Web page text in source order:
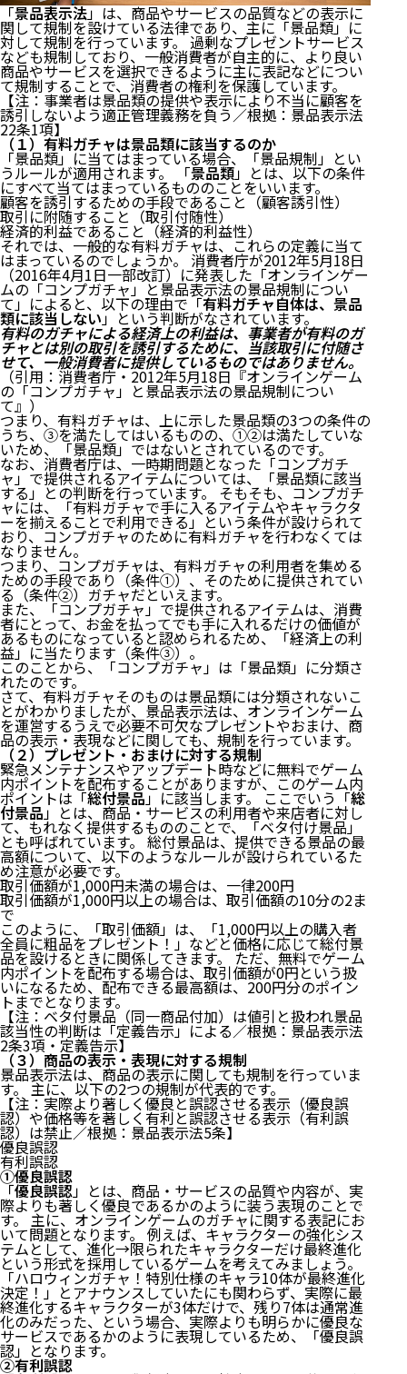
「景品表示法」は、商品やサービスの品質などの表示に
関して規制を設けている法律であり、主に「景品類」に
対して規制を行っています。 過剰なプレゼントサービス
なども規制しており、一般消費者が自主的に、より良い
商品やサービスを選択できるように主に表記などについ
て規制することで、消費者の権利を保護しています。
【注：事業者は景品類の提供や表示により不当に顧客を
誘引しないよう適正管理義務を負う／根拠： 景品表示法
22条1項】
（１）有料ガチャは景品類に該当するのか
「景品類」に当てはまっている場合、「景品規制」とい
うルールが適用されます。 「景品類」とは、以下の条件
にすべて当てはまっているもののことをいいます。
顧客を誘引するための手段であること（顧客誘引性）
取引に附随すること（取引付随性）
経済的利益であること（経済的利益性）
それでは、一般的な有料ガチャは、これらの定義に当て
はまっているのでしょうか。 消費者庁が2012年5月18日
（2016年4月1日一部改訂）に発表した「オンラインゲー
ムの「コンプガチャ」と景品表示法の景品規制につい
て」によると、以下の理由で「有料ガチャ自体は、景品
類に該当しない」という判断がなされています。
有料のガチャによる経済上の利益は、事業者が有料のガ
チャとは別の取引を誘引するために、当該取引に付随さ
せて、一般消費者に提供しているものではありません。
（引用：消費者庁・2012年5月18日『オンラインゲーム
の「コンプガチャ」と景品表示法の景品規制につい
て』）
つまり、有料ガチャは、上に示した景品類の3つの条件の
うち、③を満たしてはいるものの、①②は満たしていな
いため、「景品類」ではないとされているのです。
なお、消費者庁は、一時期問題となった「コンプガチ
ャ」で提供されるアイテムについては、「景品類に該当
する」との判断を行っています。 そもそも、コンプガチ
ャには、「有料ガチャで手に入るアイテムやキャラクタ
ーを揃えることで利用できる」という条件が設けられて
おり、コンプガチャのために有料ガチャを行わなくては
なりません。
つまり、コンプガチャは、有料ガチャの利用者を集める
ための手段であり（条件①）、そのために提供されてい
る（条件②）ガチャだといえます。
また、「コンプガチャ」で提供されるアイテムは、消費
者にとって、お金を払ってでも手に入れるだけの価値が
あるものになっていると認められるため、「経済上の利
益」に当たります（条件③）。
このことから、「コンプガチャ」は「景品類」に分類さ
れたのです。
さて、有料ガチャそのものは景品類には分類されないこ
とがわかりましたが、景品表示法は、オンラインゲーム
を運営するうえで必要不可欠なプレゼントやおまけ、商
品の表示・表現などに関しても、規制を行っています。
（２）プレゼント・おまけに対する規制
緊急メンテナンスやアップデート時などに無料でゲーム
内ポイントを配布することがありますが、このゲーム内
ポイントは「総付景品」に該当します。 ここでいう「総
付景品」とは、商品・サービスの利用者や来店者に対し
て、もれなく提供するもののことで、「ベタ付け景品」
とも呼ばれています。 総付景品は、提供できる景品の最
高額について、以下のようなルールが設けられているた
め注意が必要です。
取引価額が1,000円未満の場合は、一律200円
取引価額が1,000円以上の場合は、取引価額の10分の2ま
で
このように、「取引価額」は、「1,000円以上の購入者
全員に粗品をプレゼント！」などと価格に応じて総付景
品を設けるときに関係してきます。 ただ、無料でゲーム
内ポイントを配布する場合は、取引価額が0円という扱
いになるため、配布できる最高額は、200円分のポイン
トまでとなります。
【注：ベタ付景品（同一商品付加）は値引と扱われ景品
該当性の判断は「定義告示」による／根拠： 景品表示法
2条3項・ 定義告示】
（３）商品の表示・表現に対する規制
景品表示法は、商品の表示に関しても規制を行っていま
す。 主に、以下の2つの規制が代表的です。
【注：実際より著しく優良と誤認させる表示（優良誤
認）や価格等を著しく有利と誤認させる表示（有利誤
認）は禁止／根拠： 景品表示法5条】
優良誤認
有利誤認
①優良誤認
「優良誤認」とは、商品・サービスの品質や内容が、実
際よりも著しく優良であるかのように装う表現のことで
す。 主に、オンラインゲームのガチャに関する表記にお
いて問題となります。 例えば、キャラクターの強化シス
テムとして、進化→限られたキャラクターだけ最終進化
という形式を採用しているゲームを考えてみましょう。
「ハロウィンガチャ！特別仕様のキャラ10体が最終進化
決定！」とアナウンスしていたにも関わらず、実際に最
終進化するキャラクターが3体だけで、残り7体は通常進
化のみだった、という場合、実際よりも明らかに優良な
サービスであるかのように表現しているため、「優良誤
認」となります。
②有利誤認
はじめに
１ オンラインゲームとは
２ 資金決済法＝課金を規制
（１）資金決済法とは
（２）ゲーム内ポイント＝前払式支払手段